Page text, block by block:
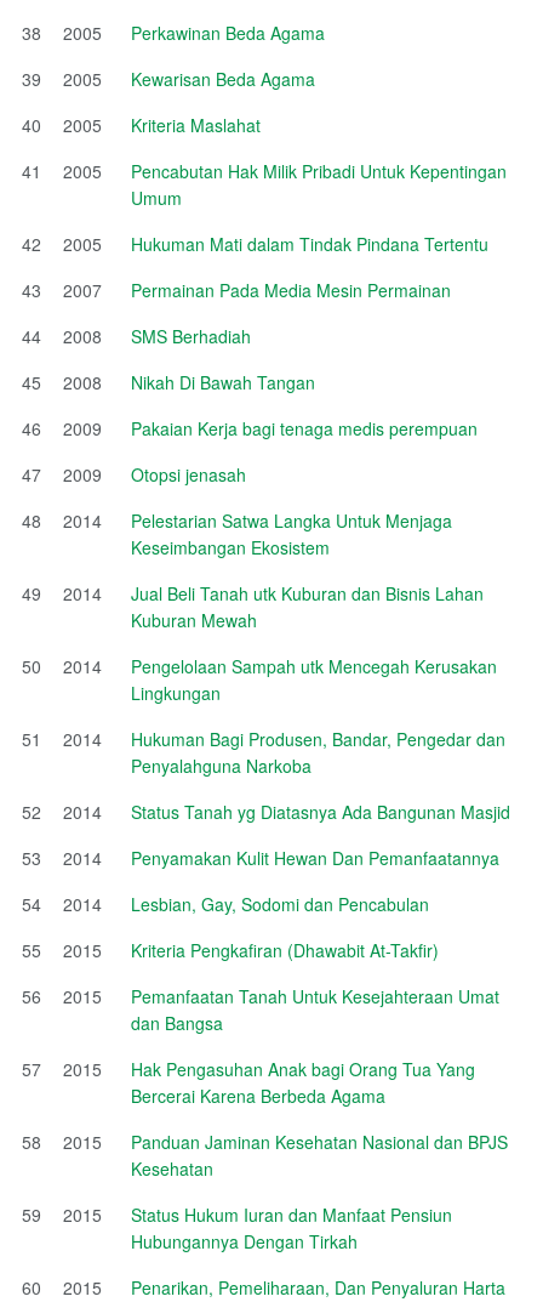
38
2005
Perkawinan Beda Agama
39
2005
Kewarisan Beda Agama
40
2005
Kriteria Maslahat
41
2005
Pencabutan Hak Milik Pribadi Untuk Kepentingan
Umum
42
2005
Hukuman Mati dalam Tindak Pindana Tertentu
43
2007
Permainan Pada Media Mesin Permainan
44
2008
SMS Berhadiah
45
2008
Nikah Di Bawah Tangan
46
2009
Pakaian Kerja bagi tenaga medis perempuan
47
2009
Otopsi jenasah
48
2014
Pelestarian Satwa Langka Untuk Menjaga
Keseimbangan Ekosistem
49
2014
Jual Beli Tanah utk Kuburan dan Bisnis Lahan
Kuburan Mewah
50
2014
Pengelolaan Sampah utk Mencegah Kerusakan
Lingkungan
51
2014
Hukuman Bagi Produsen, Bandar, Pengedar dan
Penyalahguna Narkoba
52
2014
Status Tanah yg Diatasnya Ada Bangunan Masjid
53
2014
Penyamakan Kulit Hewan Dan Pemanfaatannya
54
2014
Lesbian, Gay, Sodomi dan Pencabulan
55
2015
Kriteria Pengkafiran (Dhawabit At-Takfir)
56
2015
Pemanfaatan Tanah Untuk Kesejahteraan Umat
dan Bangsa
57
2015
Hak Pengasuhan Anak bagi Orang Tua Yang
Bercerai Karena Berbeda Agama
58
2015
Panduan Jaminan Kesehatan Nasional dan BPJS
Kesehatan
59
2015
Status Hukum Iuran dan Manfaat Pensiun
Hubungannya Dengan Tirkah
60
2015
Penarikan, Pemeliharaan, Dan Penyaluran Harta